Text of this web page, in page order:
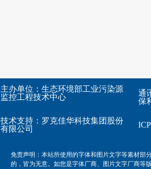
主办单位：生态环境部工业污染源
监控工程技术中心
技术支持： 罗克佳华科技集团股份
有限公司
通
保
免责声明：本站所使用的字体和图片文字等素材部
的，皆为无意。如您是字体厂商、图片文字厂商等